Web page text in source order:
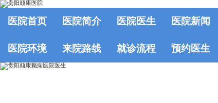
医院首页 医院简介 医院医生 医院新闻
医院环境 来院路线 就诊流程 预约医生